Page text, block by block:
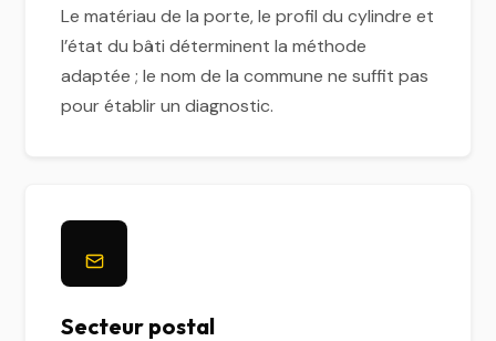
Le matériau de la porte, le profil du cylindre et
l’état du bâti déterminent la méthode
adaptée ; le nom de la commune ne suffit pas
pour établir un diagnostic.
Secteur postal